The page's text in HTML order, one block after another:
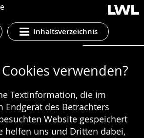
Inhaltsverzeichnis
Einstellungen
verwenden?
Textinformation, die im
Endgerät des Betrachters
Website gespeichert
helfen uns und Dritten dabei,